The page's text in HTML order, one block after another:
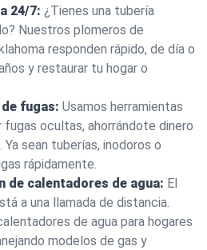
24/7: ¿Tienes una tubería
Nuestros plomeros de
responden rápido, de día o
y restaurar tu hogar o
fugas: Usamos herramientas
fugas ocultas, ahorrándote dinero
sean tuberías, inodoros o
rápidamente.
de calentadores de agua: El
a una llamada de distancia.
de agua para hogares
modelos de gas y